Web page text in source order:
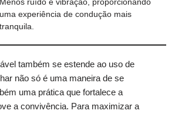
Menos ⁢ruído e⁢ vibração, proporcionando
uma experiência de‍ condução mais
tranquila.
também‌ se estende ao​ uso de⁢
‍não só é‌ uma maneira ‍de se
uma prática ⁣que fortalece ‍a
a convivência.⁤ Para maximizar a